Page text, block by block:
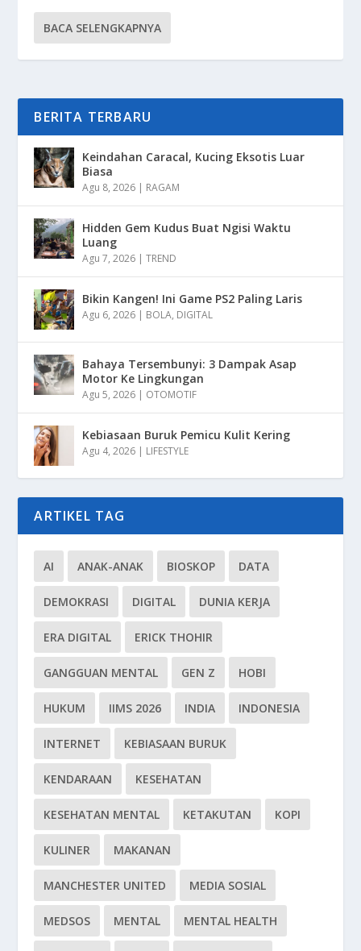
BACA SELENGKAPNYA
BERITA TERBARU
Keindahan Caracal, Kucing Eksotis Luar
Biasa
Agu 8, 2026 | RAGAM
Hidden Gem Kudus Buat Ngisi Waktu
Luang
Agu 7, 2026 |TREND
Bikin Kangen! Ini Game PS2 Paling Laris
Agu 6, 2026 | BOLA, DIGITAL
Bahaya Tersembunyi: 3 Dampak Asap
Motor Ke Lingkungan
Agu 5, 2026 | OTOMOTIF
Kebiasaan Buruk Pemicu Kulit Kering
Agu 4, 2026 | LIFESTYLE
ARTIKEL TAG
AI ANAK-ANAK BIOSKOP DATA
DEMOKRASI DIGITAL DUNIA KERJA
ERA DIGITAL ERICK THOHIR
GANGGUAN MENTAL GEN Z HOBI
HUKUM IIMS 2026 INDIA INDONESIA
INTERNET KEBIASAAN BURUK
KENDARAAN KESEHATAN
KESEHATAN MENTAL KETAKUTAN KOPI
KULINER MAKANAN
MANCHESTER UNITED MEDIA SOSIAL
MEDSOS MENTAL MENTAL HEALTH